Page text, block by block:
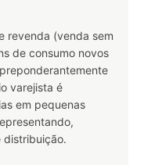
revenda (venda sem
de consumo novos
varejista é
em pequenas
distribuição.